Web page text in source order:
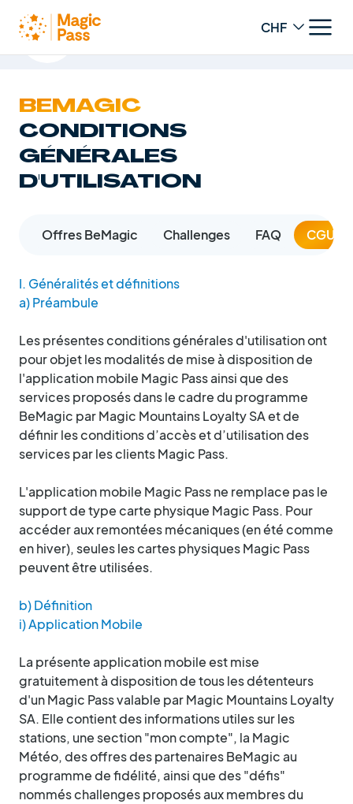
Change
Le programme de fidélité Magic
Pass
BEMAGIC
CONDITIONS
GÉNÉRALES
D'UTILISATION
Offres BeMagic Challenges FAQ CGU
I. Généralités et définitions
a) Préambule
Les présentes conditions générales d'utilisation ont
pour objet les modalités de mise à disposition de
l'application mobile Magic Pass ainsi que des
services proposés dans le cadre du programme
BeMagic par Magic Mountains Loyalty SA et de
définir les conditions d’accès et d’utilisation des
services par les clients Magic Pass.
L'application mobile Magic Pass ne remplace pas le
support de type carte physique Magic Pass. Pour
accéder aux remontées mécaniques (en été comme
en hiver), seules les cartes physiques Magic Pass
peuvent être utilisées.
b) Définition
i) Application Mobile
La présente application mobile est mise
gratuitement à disposition de tous les détenteurs
d'un Magic Pass valable par Magic Mountains Loyalty
SA. Elle contient des informations utiles sur les
stations, une section "mon compte", la Magic
Météo, des offres des partenaires BeMagic au
programme de fidélité, ainsi que des "défis"
nommés challenges proposés aux membres du